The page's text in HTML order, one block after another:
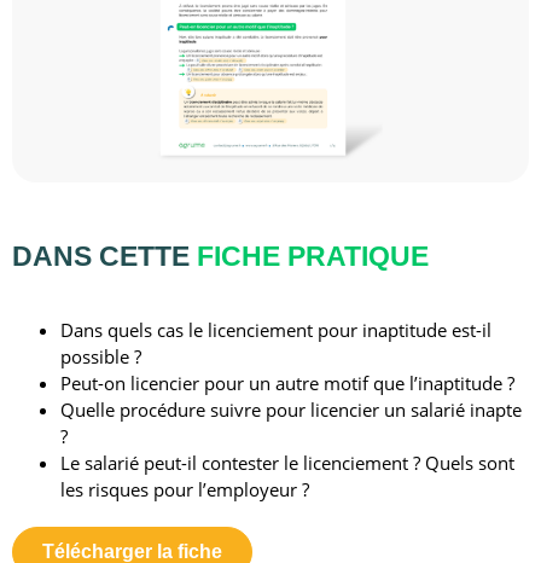
DANS CETTE FICHE PRATIQUE
Dans quels cas le licenciement pour inaptitude est-il
possible ?
Peut-on licencier pour un autre motif que l’inaptitude ?
Quelle procédure suivre pour licencier un salarié inapte
?
Le salarié peut-il contester le licenciement ? Quels sont
les risques pour l’employeur ?
Télécharger la fiche